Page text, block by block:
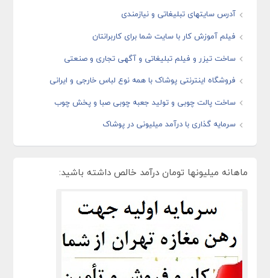
آدرس سایتهای تبلیغاتی و نیازمندی
فیلم آموزش کار با سایت شما برای کاربرانتان
ساخت تیزر و فیلم تبلیغاتی و آگهی تجاری و صنعتی
فروشگاه اینترنتی پوشاک با همه نوع لباس خارجی و ایرانی
ساخت پالت چوبی و تولید جعبه چوبی صبا و پخش چوب
سرمایه گذاری با درآمد میلیونی در پوشاک
ماهانه میلیونها تومان درآمد خالص داشته باشید: